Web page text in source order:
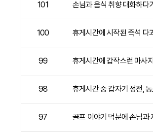
101 손님과 음식 취향 대화하다
100 휴게시간에 시작된 즉석 다
99 휴게시간에 갑작스런 마사
98 휴게시간 중 갑자기 정전,
97 골프 이야기 덕분에 손님과